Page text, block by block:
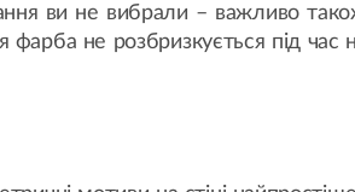
ви не вибрали – важливо
фарба не розбризкується під